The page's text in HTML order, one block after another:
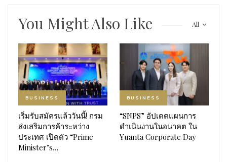
All
You Might Also Like
BUSINESS
เริ่มรับสมัครแล้ววันนี้! กรม
ส่งเสริมการค้าระหว่าง
ประเทศ เปิดตัว “Prime
Minister’s…
BUSINESS
“SNPS” อัปเดตแผนการ
ดำเนินงานในอนาคต ใน
Yuanta Corporate Day